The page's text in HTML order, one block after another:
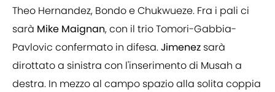
Theo Hernandez, Bondo e Chukwueze. Fra i pali ci
sarà Mike Maignan, con il trio Tomori-Gabbia-
Pavlovic confermato in difesa.Jimenez sarà
dirottato a sinistra con l'inserimento di Musah a
destra. In mezzo al campo spazio alla solita coppia